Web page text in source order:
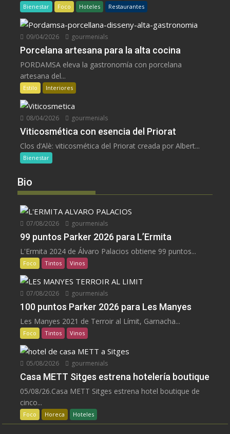
Bienestar Foco Hoteles Restaurantes
09/04/2026 gourmenials
Porcelana artesana para la alta cocina
PORDAMSA eleva la gastronomía con porcelana
artesana del...
Estilo Interiores
08/04/2026 gourmenials
Viticosmética con esencia del Priorat
Clos d’Alè: viticosmética del Priorat creada por Albert...
Bienestar
Bio
07/08/2026 gourmenials
99 puntos Parker 2026 para L’Ermita
L'Ermita 2024 de Álvaro Palacios obtiene 99 puntos...
Foco Tintos Vinos
07/08/2026 gourmenials
100 puntos Parker 2026 para Les Manyes
Les Manyes 2021 de Terroir al Límit, Garnacha...
Foco Tintos Vinos
05/08/2026 gourmenials
Casa METT Sitges estrena hotelería boutique
05/08/26.Casa METT Sitges estrena hotel boutique de
cinco...
Foco Horeca Hoteles